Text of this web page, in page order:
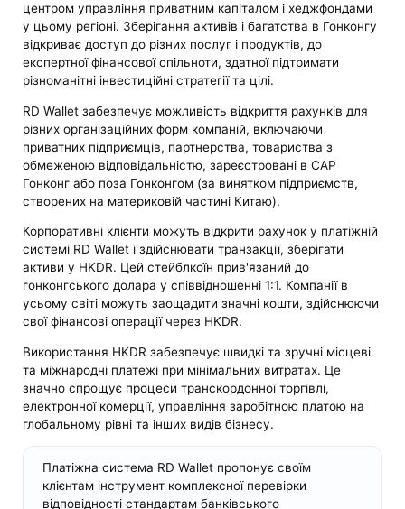
центром управління приватним капіталом і хеджфондами
у цьому регіоні. Зберігання активів і багатства в Гонконгу
відкриває доступ до різних послуг і продуктів, до
експертної фінансової спільноти, здатної підтримати
різноманітні інвестиційні стратегії та цілі.
RD Wallet забезпечує можливість відкриття рахунків для
різних організаційних форм компаній, включаючи
приватних підприємців, партнерства, товариства з
обмеженою відповідальністю, зареєстровані в САР
Гонконг або поза Гонконгом (за винятком підприємств,
створених на материковій частині Китаю).
Корпоративні клієнти можуть відкрити рахунок у платіжній
системі RD Wallet і здійснювати транзакції, зберігати
активи у HKDR. Цей стейблкоїн прив'язаний до
гонконгського долара у співвідношенні 1:1. Компанії в
усьому світі можуть заощадити значні кошти, здійснюючи
свої фінансові операції через HKDR.
Використання HKDR забезпечує швидкі та зручні місцеві
та міжнародні платежі при мінімальних витратах. Це
значно спрощує процеси транскордонної торгівлі,
електронної комерції, управління заробітною платою на
глобальному рівні та інших видів бізнесу.
Платіжна система RD Wallet пропонує своїм
клієнтам інструмент комплексної перевірки
відповідності стандартам банківського